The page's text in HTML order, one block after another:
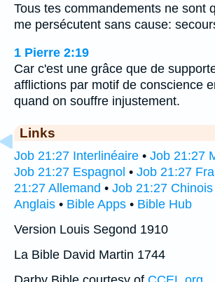
Tous tes commandements ne sont
me persécutent sans cause:
1 Pierre 2:19
Car c'est une grâce que de
afflictions par motif de conscience
quand on souffre injustement.
Links
Job 21:27 Interlinéaire • Job 21:27
Job 21:27 Espagnol • Job 21:27
21:27 Allemand • Job 21:27 Chinois
Anglais • Bible Apps • Bible Hub
Version Louis Segond 1910
La Bible David Martin 1744